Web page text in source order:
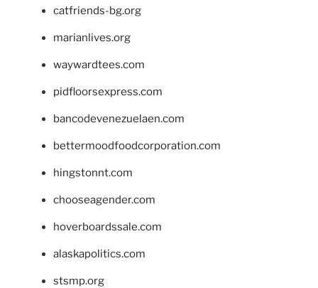
catfriends-bg.org
marianlives.org
waywardtees.com
pidfloorsexpress.com
bancodevenezuelaen.com
bettermoodfoodcorporation.com
hingstonnt.com
chooseagender.com
hoverboardssale.com
alaskapolitics.com
stsmp.org